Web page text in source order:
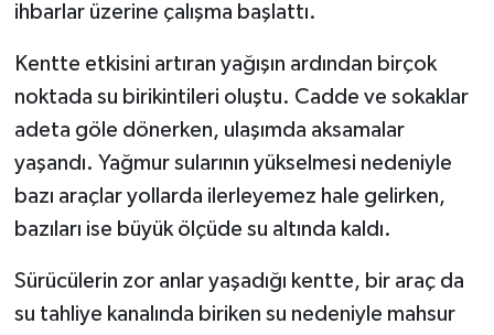
ihbarlar üzerine çalışma başlattı.
Kentte etkisini artıran yağışın ardından birçok
noktada su birikintileri oluştu. Cadde ve sokaklar
adeta göle dönerken, ulaşımda aksamalar
yaşandı. Yağmur sularının yükselmesi nedeniyle
bazı araçlar yollarda ilerleyemez hale gelirken,
bazıları ise büyük ölçüde su altında kaldı.
Sürücülerin zor anlar yaşadığı kentte, bir araç da
su tahliye kanalında biriken su nedeniyle mahsur